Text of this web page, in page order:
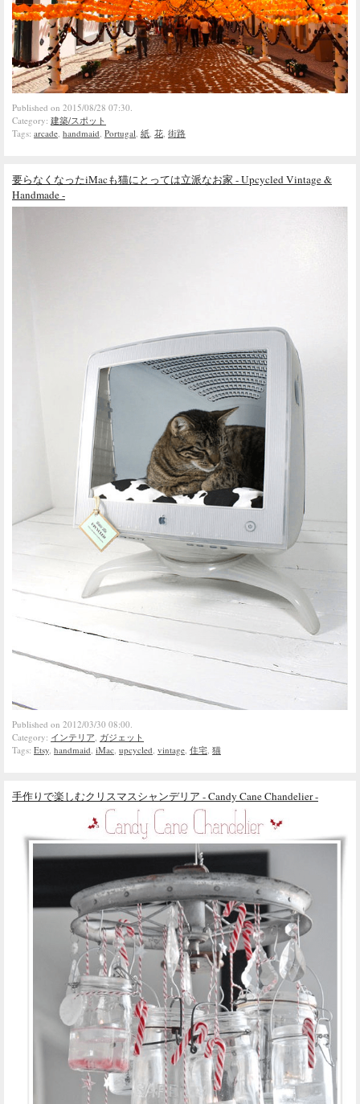
Published on 2015/08/28 07:30.
Category: 建築/スポット
Tags: arcade handmaid Portugal 紙 花 街路
要らなくなったiMacも猫にとっては立派なお家 - Upcycled Vintage &
Handmade -
Published on 2012/03/30 08:00.
Category: インテリア ガジェット
Tags: Etsy handmaid iMac upcycled vintage 住宅 猫
手作りで楽しむクリスマスシャンデリア - Candy Cane Chandelier -